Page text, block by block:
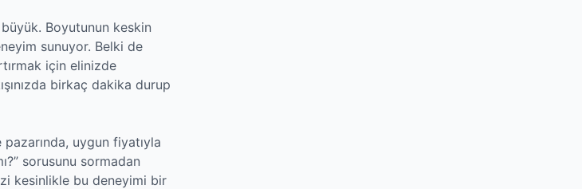
Boyutunun keskin
sunuyor. Belki de
için elinizde
birkaç dakika durup
uygun fiyatıyla
sorusunu sormadan
kesinlikle bu deneyimi bir